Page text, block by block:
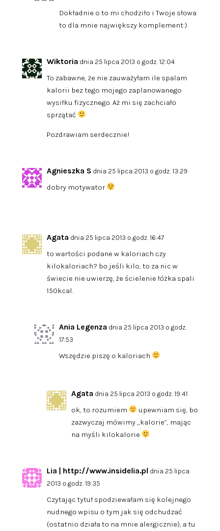
Dokładnie o to mi chodziło i Twoje słowa
to dla mnie największy komplement:)
Wiktoria dnia 25 lipca 2013 o godz. 12:04
To zabawne, że nie zauważyłam ile spalam
kalorii bez tego mojego zaplanowanego
wysiłku fizycznego. Aż mi się zachciało
sprzątać
Pozdrawiam serdecznie!
Agnieszka S dnia 25 lipca 2013 o godz. 13:29
dobry motywator
Agata dnia 25 lipca 2013 o godz. 16:47
to wartości podane w kaloriach czy
kilokaloriach? bo jeśli kilo, to za nic w
świecie nie uwierzę, że ścielenie łóżka spali
150kcal.
Ania Legenza dnia 25 lipca 2013 o godz.
17:53
Wszędzie piszę o kaloriach
Agata dnia 25 lipca 2013 o godz. 19:41
ok, to rozumiem
upewniam się, bo
zazwyczaj mówimy „kalorie”, mając
na myśli kilokalorie
Lia | http://www.insidelia.pl dnia 25 lipca
2013 o godz. 19:35
Czytając tytuł spodziewałam się kolejnego
nudnego wpisu o tym jak się odchudzać
(ostatnio działa to na mnie alergicznie), a tu